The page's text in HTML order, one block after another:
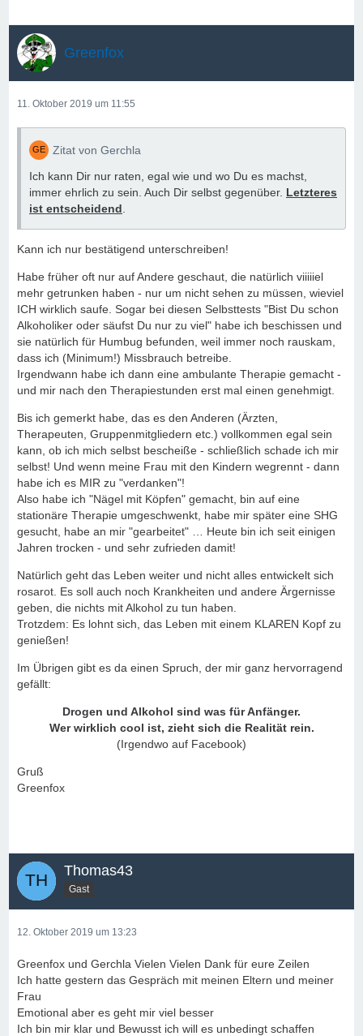
Greenfox
11. Oktober 2019 um 11:55
Zitat von Gerchla
Ich kann Dir nur raten, egal wie und wo Du es machst,
immer ehrlich zu sein. Auch Dir selbst gegenüber. Letzteres
ist entscheidend
Kann ich nur bestätigend unterschreiben!
Habe früher oft nur auf Andere geschaut, die natürlich viiiiiel
mehr getrunken haben - nur um nicht sehen zu müssen, wieviel
ICH wirklich saufe. Sogar bei diesen Selbsttests "Bist Du schon
Alkoholiker oder säufst Du nur zu viel" habe ich beschissen und
sie natürlich für Humbug befunden, weil immer noch rauskam,
dass ich (Minimum!) Missbrauch betreibe.
Irgendwann habe ich dann eine ambulante Therapie gemacht -
und mir nach den Therapiestunden erst mal einen genehmigt.
Bis ich gemerkt habe, das es den Anderen (Ärzten,
Therapeuten, Gruppenmitgliedern etc.) vollkommen egal sein
kann, ob ich mich selbst bescheiße - schließlich schade ich mir
selbst! Und wenn meine Frau mit den Kindern wegrennt - dann
habe ich es MIR zu "verdanken"!
Also habe ich "Nägel mit Köpfen" gemacht, bin auf eine
stationäre Therapie umgeschwenkt, habe mir später eine SHG
gesucht, habe an mir "gearbeitet" … Heute bin ich seit einigen
Jahren trocken - und sehr zufrieden damit!
Natürlich geht das Leben weiter und nicht alles entwickelt sich
rosarot. Es soll auch noch Krankheiten und andere Ärgernisse
geben, die nichts mit Alkohol zu tun haben.
Trotzdem: Es lohnt sich, das Leben mit einem KLAREN Kopf zu
genießen!
Im Übrigen gibt es da einen Spruch, der mir ganz hervorragend
gefällt:
Drogen und Alkohol sind was für Anfänger.
Wer wirklich cool ist, zieht sich die Realität rein.
(Irgendwo auf Facebook)
Gruß
Greenfox
Thomas43
Gast
12. Oktober 2019 um 13:23
Greenfox und Gerchla Vielen Vielen Dank für eure Zeilen
Ich hatte gestern das Gespräch mit meinen Eltern und meiner
Frau
Emotional aber es geht mir viel besser
Ich bin mir klar und Bewusst ich will es unbedingt schaffen